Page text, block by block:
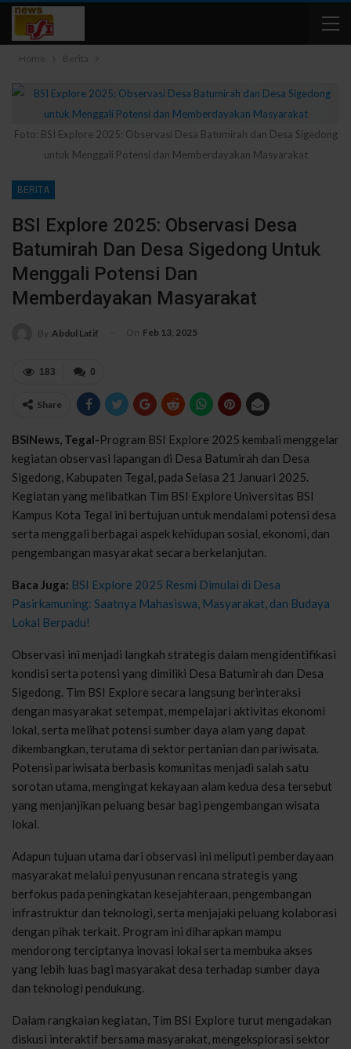
Home Berita
Foto: BSI Explore 2025: Observasi Desa Batumirah dan Desa Sigedong
untuk Menggali Potensi dan Memberdayakan Masyarakat
BERITA
BSI Explore 2025: Observasi Desa
Batumirah Dan Desa Sigedong Untuk
Menggali Potensi Dan
Memberdayakan Masyarakat
By Abdul Latif On Feb 13, 2025
0
183
Share
BSINews, Tegal-Program BSI Explore 2025 kembali menggelar
kegiatan observasi lapangan di Desa Batumirah dan Desa
Sigedong, Kabupaten Tegal, pada Selasa 21 Januari 2025.
Kegiatan yang melibatkan Tim BSI Explore Universitas BSI
Kampus Kota Tegal ini bertujuan untuk mendalami potensi desa
serta menggali berbagai aspek kehidupan sosial, ekonomi, dan
pengembangan masyarakat secara berkelanjutan.
Baca Juga: BSI Explore 2025 Resmi Dimulai di Desa
Pasirkamuning: Saatnya Mahasiswa, Masyarakat, dan Budaya
Lokal Berpadu!
Observasi ini menjadi langkah strategis dalam mengidentifikasi
kondisi serta potensi yang dimiliki Desa Batumirah dan Desa
Sigedong. Tim BSI Explore secara langsung berinteraksi
dengan masyarakat setempat, mempelajari aktivitas ekonomi
lokal, serta melihat potensi sumber daya alam yang dapat
dikembangkan, terutama di sektor pertanian dan pariwisata.
Potensi pariwisata berbasis komunitas menjadi salah satu
sorotan utama, mengingat kekayaan alam kedua desa tersebut
yang menjanjikan peluang besar bagi pengembangan wisata
lokal.
Adapun tujuan utama dari observasi ini meliputi pemberdayaan
masyarakat melalui penyusunan rencana strategis yang
berfokus pada peningkatan kesejahteraan, pengembangan
infrastruktur dan teknologi, serta menjajaki peluang kolaborasi
dengan pihak terkait. Program ini diharapkan mampu
mendorong terciptanya inovasi lokal serta membuka akses
yang lebih luas bagi masyarakat desa terhadap sumber daya
dan teknologi pendukung.
Dalam rangkaian kegiatan, Tim BSI Explore turut mengadakan
diskusi interaktif bersama masyarakat, mengeksplorasi sektor